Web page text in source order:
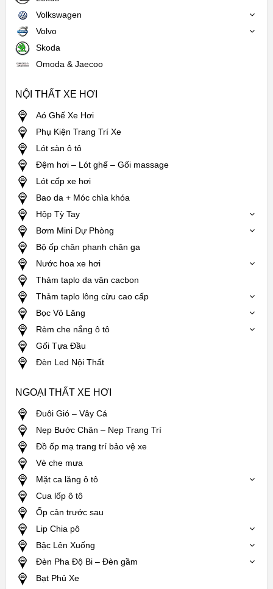
Volkswagen
Volvo
Skoda
Omoda & Jaecoo
NỘI THẤT XE HƠI
Aó Ghế Xe Hơi
Phụ Kiện Trang Trí Xe
Lót sàn ô tô
Đệm hơi – Lót ghế – Gối massage
Lót cốp xe hơi
Bao da + Móc chìa khóa
Hộp Tỳ Tay
Bơm Mini Dự Phòng
Bộ ốp chân phanh chân ga
Nước hoa xe hơi
Thảm taplo da vân cacbon
Thảm taplo lông cừu cao cấp
Bọc Vô Lăng
Rèm che nắng ô tô
Gối Tựa Đầu
Đèn Led Nội Thất
NGOẠI THẤT XE HƠI
Đuôi Gió – Vây Cá
Nẹp Bước Chân – Nẹp Trang Trí
Đồ ốp mạ trang trí bảo vệ xe
Vè che mưa
Mặt ca lăng ô tô
Cua lốp ô tô
Ốp cản trước sau
Lip Chia pô
Bậc Lên Xuống
Đèn Pha Độ Bi – Đèn gầm
Bạt Phủ Xe